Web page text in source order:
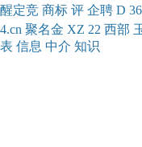
醒定竞 商标 评 企聘 D
4.cn 聚名金 XZ 22 西部
表 信息 中介 知识